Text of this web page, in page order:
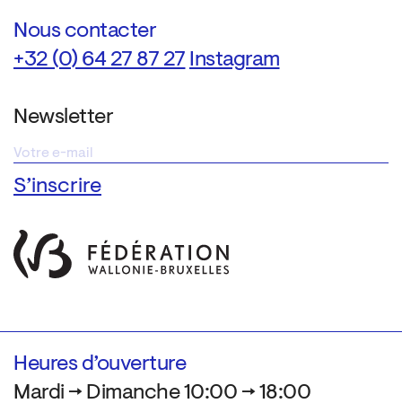
Nous contacter
+32 (0) 64 27 87 27 Instagram
Newsletter
Heures d’ouverture
Mardi → Dimanche 10:00 → 18:00